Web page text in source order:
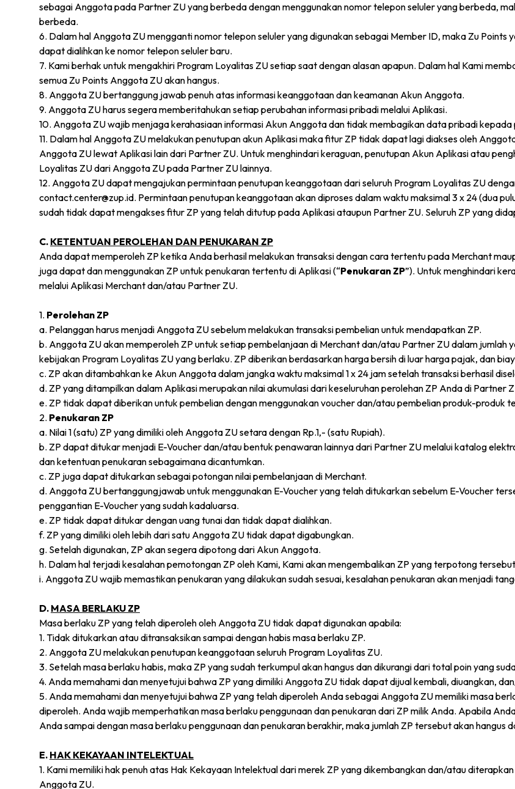
sebagai Anggota pada Partner ZU yang berbeda dengan menggunakan nomor telepon seluler yang berbeda,
berbeda.
6. Dalam hal Anggota ZU mengganti nomor telepon seluler yang digunakan sebagai Member ID, maka Zu
dapat dialihkan ke nomor telepon seluler baru.
7. Kami berhak untuk mengakhiri Program Loyalitas ZU setiap saat dengan alasan apapun. Dalam hal Kami
semua Zu Points Anggota ZU akan hangus.
8. Anggota ZU bertanggung jawab penuh atas informasi keanggotaan dan keamanan Akun Anggota.
9. Anggota ZU harus segera memberitahukan setiap perubahan informasi pribadi melalui Aplikasi.
10. Anggota ZU wajib menjaga kerahasiaan informasi Akun Anggota dan tidak membagikan data pribadi
11. Dalam hal Anggota ZU melakukan penutupan akun Aplikasi maka fitur ZP tidak dapat lagi diakses oleh
Anggota ZU lewat Aplikasi lain dari Partner ZU. Untuk menghindari keraguan, penutupan Akun Aplikasi atau
Loyalitas ZU dari Anggota ZU pada Partner ZU lainnya.
12. Anggota ZU dapat mengajukan permintaan penutupan keanggotaan dari seluruh Program Loyalitas ZU
contact.center@zup.id. Permintaan penutupan keanggotaan akan diproses dalam waktu maksimal 3 x 24 (dua
sudah tidak dapat mengakses fitur ZP yang telah ditutup pada Aplikasi ataupun Partner ZU. Seluruh ZP yang
C. KETENTUAN PEROLEHAN DAN PENUKARAN ZP
Anda dapat memperoleh ZP ketika Anda berhasil melakukan transaksi dengan cara tertentu pada Merchant
juga dapat dan menggunakan ZP untuk penukaran tertentu di Aplikasi (“Penukaran ZP”). Untuk menghindari
melalui Aplikasi Merchant dan/atau Partner ZU.
1. Perolehan ZP
a. Pelanggan harus menjadi Anggota ZU sebelum melakukan transaksi pembelian untuk mendapatkan ZP.
b. Anggota ZU akan memperoleh ZP untuk setiap pembelanjaan di Merchant dan/atau Partner ZU dalam jumlah
kebijakan Program Loyalitas ZU yang berlaku. ZP diberikan berdasarkan harga bersih di luar harga pajak, dan
c. ZP akan ditambahkan ke Akun Anggota dalam jangka waktu maksimal 1 x 24 jam setelah transaksi berhasil
d. ZP yang ditampilkan dalam Aplikasi merupakan nilai akumulasi dari keseluruhan perolehan ZP Anda di Partner
e. ZP tidak dapat diberikan untuk pembelian dengan menggunakan voucher dan/atau pembelian produk-produk
2. Penukaran ZP
a. Nilai 1 (satu) ZP yang dimiliki oleh Anggota ZU setara dengan Rp.1,- (satu Rupiah).
b. ZP dapat ditukar menjadi E-Voucher dan/atau bentuk penawaran lainnya dari Partner ZU melalui katalog
dan ketentuan penukaran sebagaimana dicantumkan.
c. ZP juga dapat ditukarkan sebagai potongan nilai pembelanjaan di Merchant.
d. Anggota ZU bertanggungjawab untuk menggunakan E-Voucher yang telah ditukarkan sebelum E-Voucher
penggantian E-Voucher yang sudah kadaluarsa.
e. ZP tidak dapat ditukar dengan uang tunai dan tidak dapat dialihkan.
f. ZP yang dimiliki oleh lebih dari satu Anggota ZU tidak dapat digabungkan.
g. Setelah digunakan, ZP akan segera dipotong dari Akun Anggota.
h. Dalam hal terjadi kesalahan pemotongan ZP oleh Kami, Kami akan mengembalikan ZP yang terpotong
i. Anggota ZU wajib memastikan penukaran yang dilakukan sudah sesuai, kesalahan penukaran akan menjadi
D. MASA BERLAKU ZP
Masa berlaku ZP yang telah diperoleh oleh Anggota ZU tidak dapat digunakan apabila:
1. Tidak ditukarkan atau ditransaksikan sampai dengan habis masa berlaku ZP.
2. Anggota ZU melakukan penutupan keanggotaan seluruh Program Loyalitas ZU.
3. Setelah masa berlaku habis, maka ZP yang sudah terkumpul akan hangus dan dikurangi dari total poin yang
4. Anda memahami dan menyetujui bahwa ZP yang dimiliki Anggota ZU tidak dapat dijual kembali, diuangkan,
5. Anda memahami dan menyetujui bahwa ZP yang telah diperoleh Anda sebagai Anggota ZU memiliki masa
diperoleh. Anda wajib memperhatikan masa berlaku penggunaan dan penukaran dari ZP milik Anda. Apabila
Anda sampai dengan masa berlaku penggunaan dan penukaran berakhir, maka jumlah ZP tersebut akan hangus
E. HAK KEKAYAAN INTELEKTUAL
1. Kami memiliki hak penuh atas Hak Kekayaan Intelektual dari merek ZP yang dikembangkan dan/atau
Anggota ZU.